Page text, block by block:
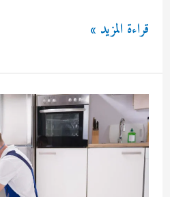
طرق
الحشرات
قراءة المزيد »